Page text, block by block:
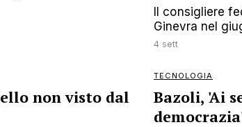
Il consigliere
Ginevra nel
4 sett
non visto dal
TECNOLOGIA
Bazoli, 'Ai